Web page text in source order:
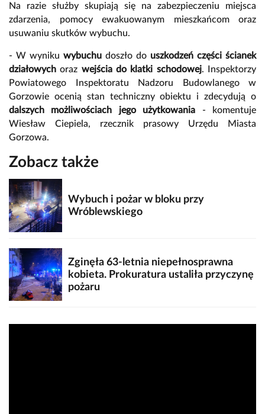
Na razie służby skupiają się na zabezpieczeniu miejsca
zdarzenia, pomocy ewakuowanym mieszkańcom oraz
usuwaniu skutków wybuchu.
- W wyniku wybuchu doszło do uszkodzeń części ścianek
działowych oraz wejścia do klatki schodowej. Inspektorzy
Powiatowego Inspektoratu Nadzoru Budowlanego w
Gorzowie ocenią stan techniczny obiektu i zdecydują o
dalszych możliwościach jego użytkowania - komentuje
Wiesław Ciepiela, rzecznik prasowy Urzędu Miasta
Gorzowa.
Zobacz także
Wybuch i pożar w bloku przy
Wróblewskiego
Zginęła 63-letnia niepełnosprawna
kobieta. Prokuratura ustaliła przyczynę
pożaru